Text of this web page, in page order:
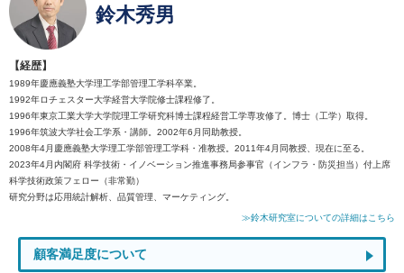
鈴木秀男
【経歴】
1989年慶應義塾大学理工学部管理工学科卒業。
1992年ロチェスター大学経営大学院修士課程修了。
1996年東京工業大学大学院理工学研究科博士課程経営工学専攻修了。博士（工学）取得。
1996年筑波大学社会工学系・講師。2002年6月同助教授。
2008年4月慶應義塾大学理工学部管理工学科・准教授。2011年4月同教授、現在に至る。
2023年4月内閣府 科学技術・イノベーション推進事務局参事官（インフラ・防災担当）付上席
科学技術政策フェロー（非常勤）
研究分野は応用統計解析、品質管理、マーケティング。
≫鈴木研究室についての詳細はこちら
顧客満足度について